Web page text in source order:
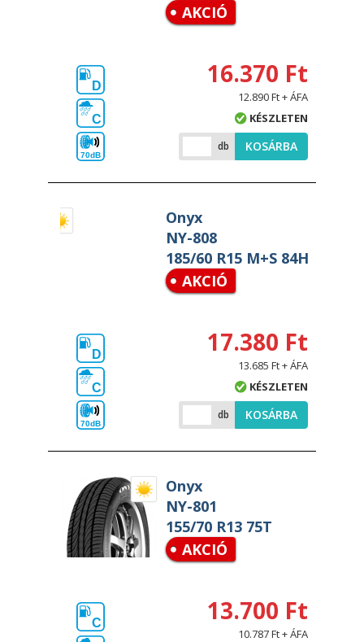
AKCIÓ
D
C
70dB
16.370 Ft
12.890 Ft + ÁFA
KÉSZLETEN
db KOSÁRBA
Onyx
NY-808
185/60 R15 M+S 84H
AKCIÓ
D
C
70dB
17.380 Ft
13.685 Ft + ÁFA
KÉSZLETEN
db KOSÁRBA
Onyx
NY-801
155/70 R13 75T
AKCIÓ
C 13.700 Ft
10.787 Ft + ÁFA